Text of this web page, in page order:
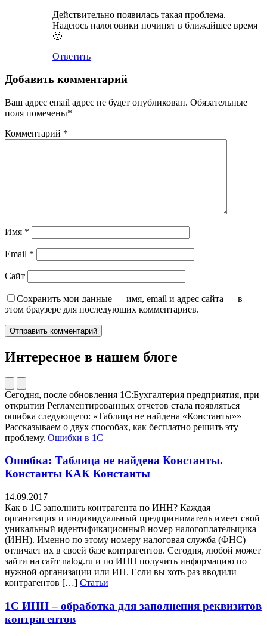
Действительно появилась такая проблема.
Надеюсь налоговики починят в ближайшее время
🙁
Ответить
Добавить комментарий
Ваш адрес email адрес не будет опубликован. Обязательные
поля помечены*
Комментарий *
Имя *
Email *
Сайт
Сохранить мои данные — имя, email и адрес сайта — в
этом браузере для последующих комментариев.
Интересное в нашем блоге
Сегодня, после обновления 1С:Бухгалтерия предприятия, при
открытии Регламентированных отчетов стала появляться
ошибка следующего: «Таблица не найдена «Константы»»
Рассказываем о двух способах, как бесплатно решить эту
проблему. Ошибки в 1С
Ошибка: Таблица не найдена Константы.
Константы КАК Константы
14.09.2017
Как в 1С заполнить контрагента по ИНН? Каждая
организация и индивидуальный предприниматель имеет свой
уникальный идентификационный номер налогоплательщика
(ИНН). Именно по этому номеру налоговая служба (ФНС)
отличает их в своей базе контрагентов. Сегодня, любой может
зайти на сайт nalog.ru и по ИНН получить информацию по
нужной организации или ИП. Если вы хоть раз вводили
контрагентов […] Статьи
1С ИНН – обработка для заполнения реквизитов
контрагентов